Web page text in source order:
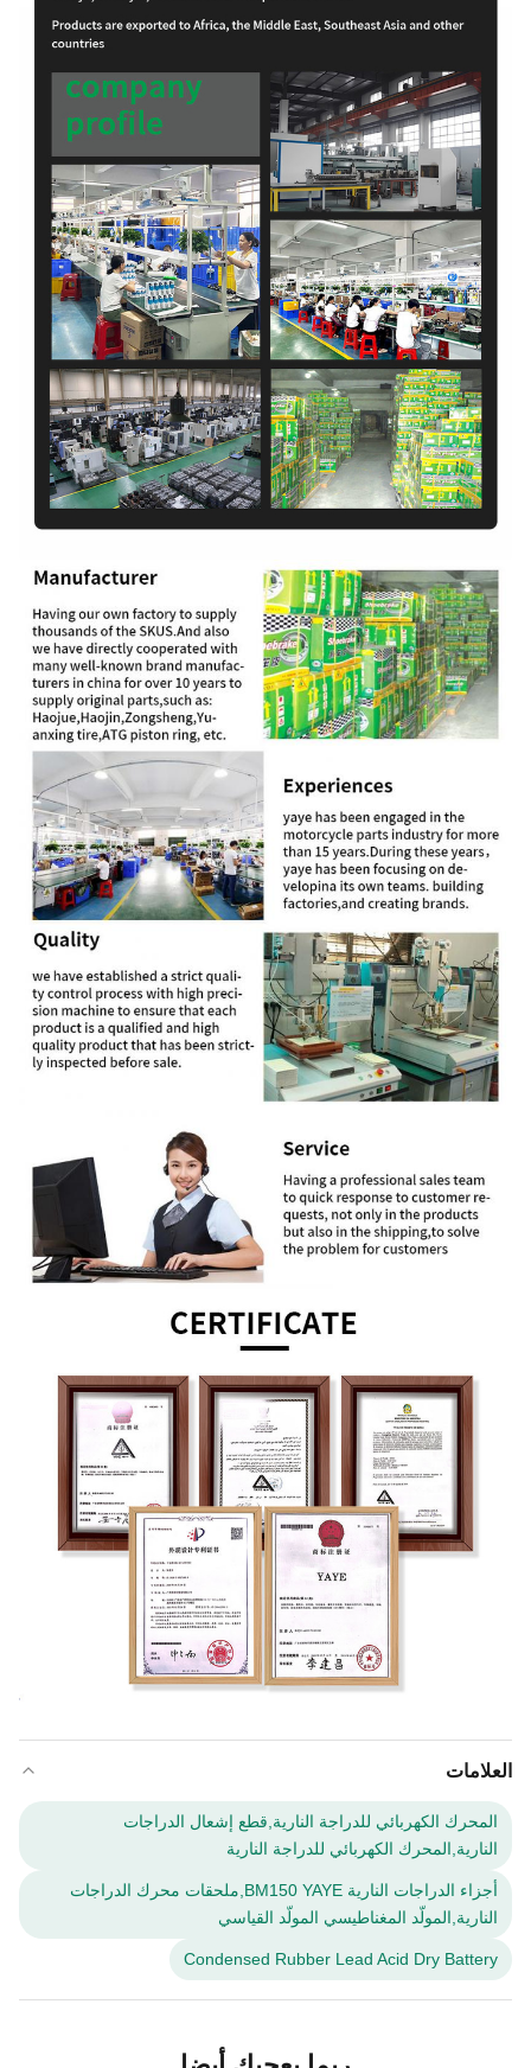
العلامات
المحرك الكهربائي للدراجة النارية,قطع إشعال الدراجات
النارية,المحرك الكهربائي للدراجة النارية
أجزاء الدراجات النارية BM150 YAYE,ملحقات محرك الدراجات
النارية,المولّد المغناطيسي المولّد القياسي
Condensed Rubber Lead Acid Dry Battery